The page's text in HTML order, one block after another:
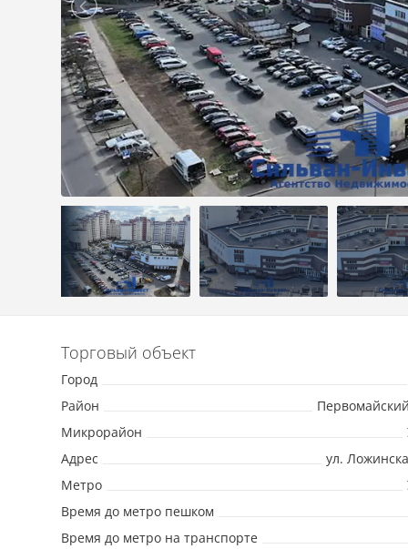
Торговый объект
Город
Район
Микрорайон
Адрес
ул.
Метро
Время до метро пешком
Время до метро на транспорте